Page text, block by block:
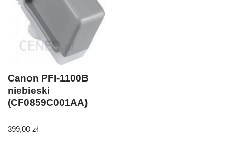
Canon PFI-1100B
niebieski
(CF0859C001AA)
399,00 zł